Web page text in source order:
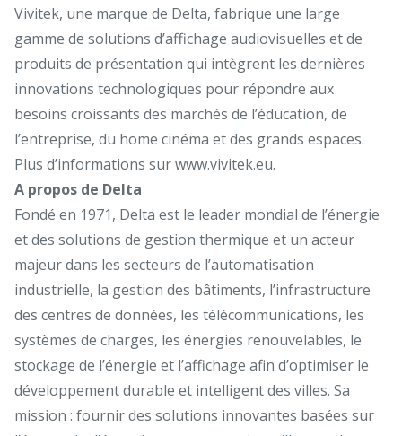
Vivitek, une marque de Delta, fabrique une large
gamme de solutions d’affichage audiovisuelles et de
produits de présentation qui intègrent les dernières
innovations technologiques pour répondre aux
besoins croissants des marchés de l’éducation, de
l’entreprise, du home cinéma et des grands espaces.
Plus d’informations surwww.vivitek.eu.
A propos de Delta
Fondé en 1971, Delta est le leader mondial de l’énergie
et des solutions de gestion thermique et un acteur
majeur dans les secteurs de l’automatisation
industrielle, la gestion des bâtiments, l’infrastructure
des centres de données, les télécommunications, les
systèmes de charges, les énergies renouvelables, le
stockage de l’énergie et l’affichage afin d’optimiser le
développement durable et intelligent des villes. Sa
mission : fournir des solutions innovantes basées sur